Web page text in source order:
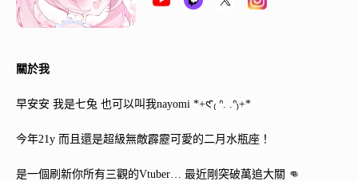
關於我
早安安 我是七兔 也可以叫我nayomi *+𑣲₍ ᐢ. .ᐢ₎+*
今年21y 而且還是超級無敵霹靂可愛的二月水瓶座！
是一個刷新你所有三觀的Vtuber… 最近剛突破萬追大關 👊